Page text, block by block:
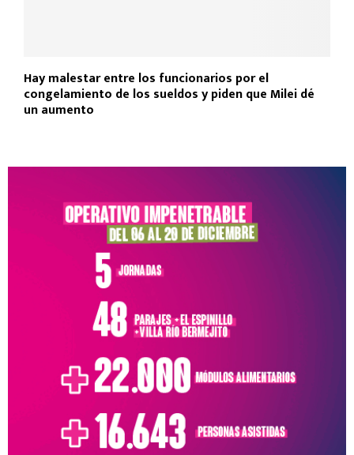
Hay malestar entre los funcionarios por el
congelamiento de los sueldos y piden que Milei dé
un aumento